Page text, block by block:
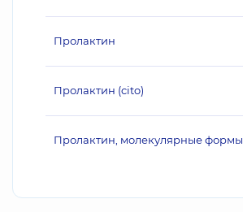
Пролактин
Пролактин (cito)
Пролактин, молекулярные формы